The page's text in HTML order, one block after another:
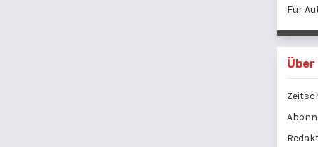
Für
Über